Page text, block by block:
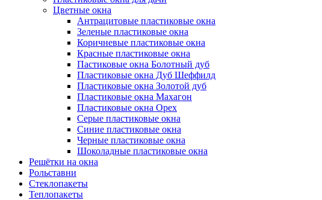
Цветные окна
Антрацитовые пластиковые окна
Зеленые пластиковые окна
Коричневые пластиковые окна
Красные пластиковые окна
Пастиковые окна Болотный дуб
Пластиковые окна Дуб Шеффилд
Пластиковые окна Золотой дуб
Пластиковые окна Махагон
Пластиковые окна Орех
Серые пластиковые окна
Синие пластиковые окна
Черные пластиковые окна
Шоколадные пластиковые окна
Решётки на окна
Рольставни
Стеклопакеты
Теплопакеты